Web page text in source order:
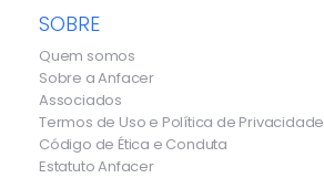
SOBRE
Quem somos
Sobre a Anfacer
Associados
Termos de Uso e Política de Privacidade
Código de Ética e Conduta
Estatuto Anfacer